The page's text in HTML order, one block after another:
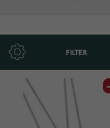
FILTER